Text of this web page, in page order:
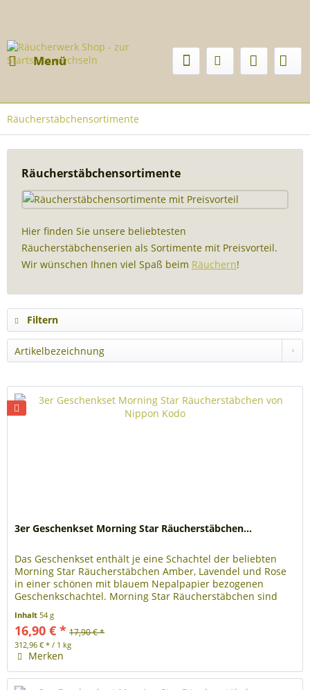
Menü
Räucherstäbchensortimente
Räucherstäbchensortimente
Hier finden Sie unsere beliebtesten
Räucherstäbchenserien als Sortimente mit Preisvorteil.
Wir wünschen Ihnen viel Spaß beim Räuchern!
Filtern
3er Geschenkset Morning Star Räucherstäbchen...
Das Geschenkset enthält je eine Schachtel der beliebten
Morning Star Räucherstäbchen Amber, Lavendel und Rose
in einer schönen mit blauem Nepalpapier bezogenen
Geschenkschachtel. Morning Star Räucherstäbchen sind
Inhalt54 g
16,90 € * 17,90 € *
312,96 € * / 1 kg
Merken